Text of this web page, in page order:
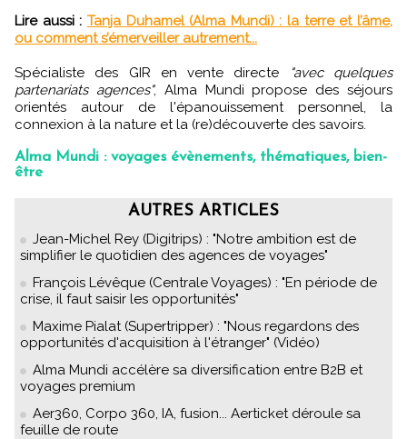
Lire aussi : Tanja Duhamel (Alma Mundi) : la terre et l’âme,
ou comment s’émerveiller autrement...
Spécialiste des GIR en vente directe
"avec quelques
partenariats agences", Alma Mundi propose des séjours
orientés autour de l'épanouissement personnel, la
connexion à la nature et la (re)découverte des savoirs.
Alma Mundi : voyages évènements, thématiques, bien-
être
AUTRES ARTICLES
Jean-Michel Rey (Digitrips) : "Notre ambition est de
simplifier le quotidien des agences de voyages"
François Lévêque (Centrale Voyages) : "En période de
crise, il faut saisir les opportunités"
Maxime Pialat (Supertripper) : "Nous regardons des
opportunités d'acquisition à l'étranger" (Vidéo)
Alma Mundi accélère sa diversification entre B2B et
voyages premium
Aer360, Corpo 360, IA, fusion... Aerticket déroule sa
feuille de route